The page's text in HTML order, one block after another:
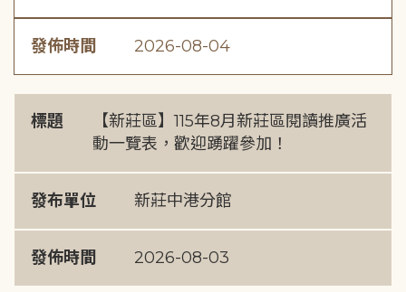
發佈時間 2026-08-04
標題
【新莊區】115年8月新莊區閱讀推廣活
動一覽表，歡迎踴躍參加！
發布單位 新莊中港分館
發佈時間 2026-08-03